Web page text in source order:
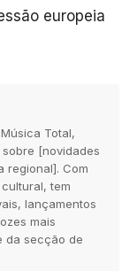
europeia
Total,
[novidades
regional]. Com
tem
lançamentos
mais
da secção de